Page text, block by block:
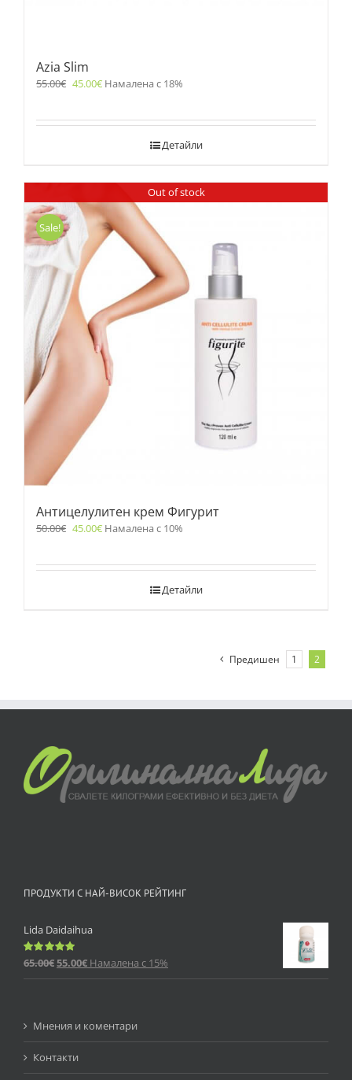
Azia Slim
55.00€ 45.00€ Намалена с 18%
Детайли
Out of stock
Sale!
Антицелулитен крем Фигурит
50.00€ 45.00€ Намалена с 10%
Детайли
Предишен 1 2
ПРОДУКТИ С НАЙ-ВИСОК РЕЙТИНГ
Lida Daidaihua
Оценено
65.00€55.00€ Намалена с 15%
Мнения и коментари
Контакти